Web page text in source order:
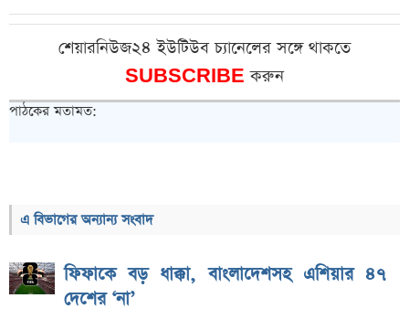
শেয়ারনিউজ২৪ ইউটিউব চ্যানেলের সঙ্গে থাকতে
SUBSCRIBEকরুন
পাঠকের মতামত:
এ বিভাগের অন্যান্য সংবাদ
ফিফাকে বড় ধাক্কা, বাংলাদেশসহ এশিয়ার ৪৭
দেশের ‘না’